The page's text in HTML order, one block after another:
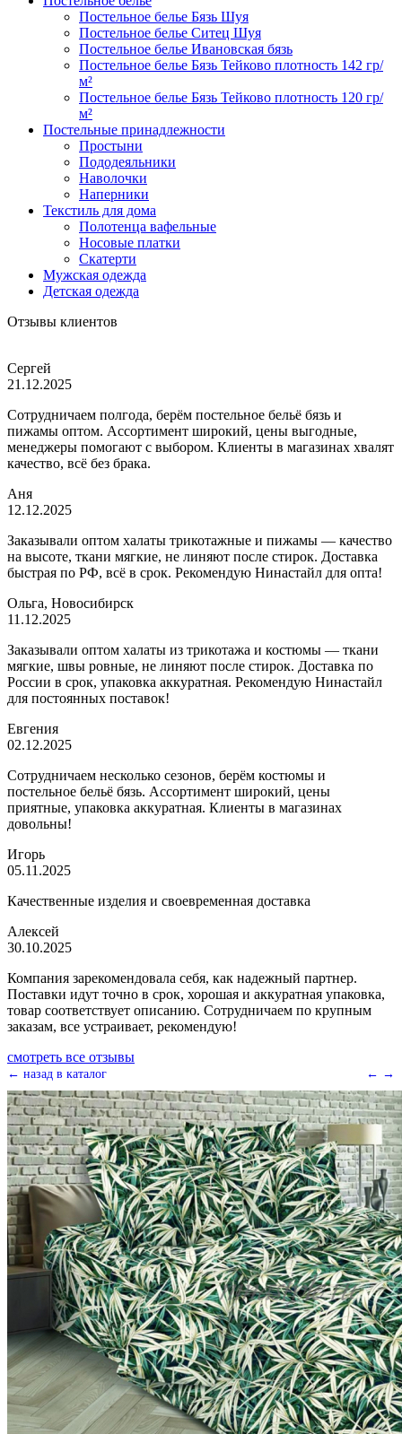
Постельное белье Бязь Шуя
Постельное белье Ситец Шуя
Постельное белье Ивановская бязь
Постельное белье Бязь Тейково плотность 142 гр/
м²
Постельное белье Бязь Тейково плотность 120 гр/
м²
Постельные принадлежности
Простыни
Пододеяльники
Наволочки
Наперники
Текстиль для дома
Полотенца вафельные
Носовые платки
Скатерти
Мужская одежда
Детская одежда
Отзывы клиентов
Сергей
21.12.2025
Сотрудничаем полгода, берём постельное бельё бязь и
пижамы оптом. Ассортимент широкий, цены выгодные,
менеджеры помогают с выбором. Клиенты в магазинах хвалят
качество, всё без брака.
Аня
12.12.2025
Заказывали оптом халаты трикотажные и пижамы — качество
на высоте, ткани мягкие, не линяют после стирок. Доставка
быстрая по РФ, всё в срок. Рекомендую Нинастайл для опта!
Ольга, Новосибирск
11.12.2025
Заказывали оптом халаты из трикотажа и костюмы — ткани
мягкие, швы ровные, не линяют после стирок. Доставка по
России в срок, упаковка аккуратная. Рекомендую Нинастайл
для постоянных поставок!
Евгения
02.12.2025
Сотрудничаем несколько сезонов, берём костюмы и
постельное бельё бязь. Ассортимент широкий, цены
приятные, упаковка аккуратная. Клиенты в магазинах
довольны!
Игорь
05.11.2025
Качественные изделия и своевременная доставка
Алексей
30.10.2025
Компания зарекомендовала себя, как надежный партнер.
Поставки идут точно в срок, хорошая и аккуратная упаковка,
товар соответствует описанию. Сотрудничаем по крупным
заказам, все устраивает, рекомендую!
смотреть все отзывы
← →
← назад в каталог